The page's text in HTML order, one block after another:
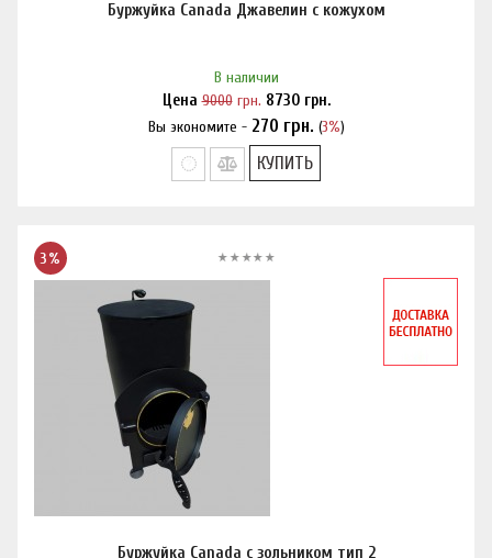
Буржуйка Canada Джавелин с кожухом
В наличии
Цена9000грн. 8730грн.
Вы экономите - 270 грн. (3%)
Нашли дешевле?
КУПИТЬ
3%
Буржуйка Canada с зольником тип 2